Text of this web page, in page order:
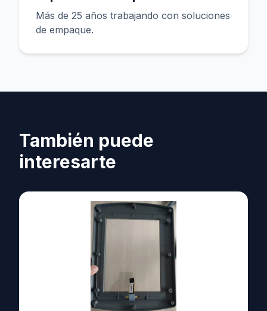
Más de 25 años trabajando con soluciones
de empaque.
También puede
interesarte